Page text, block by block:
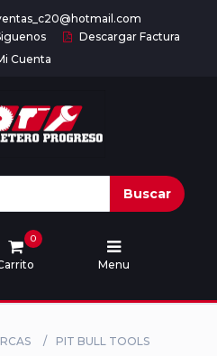
Descargar Factura
Cuenta
Buscar
0
Menu
PIT BULL TOOLS